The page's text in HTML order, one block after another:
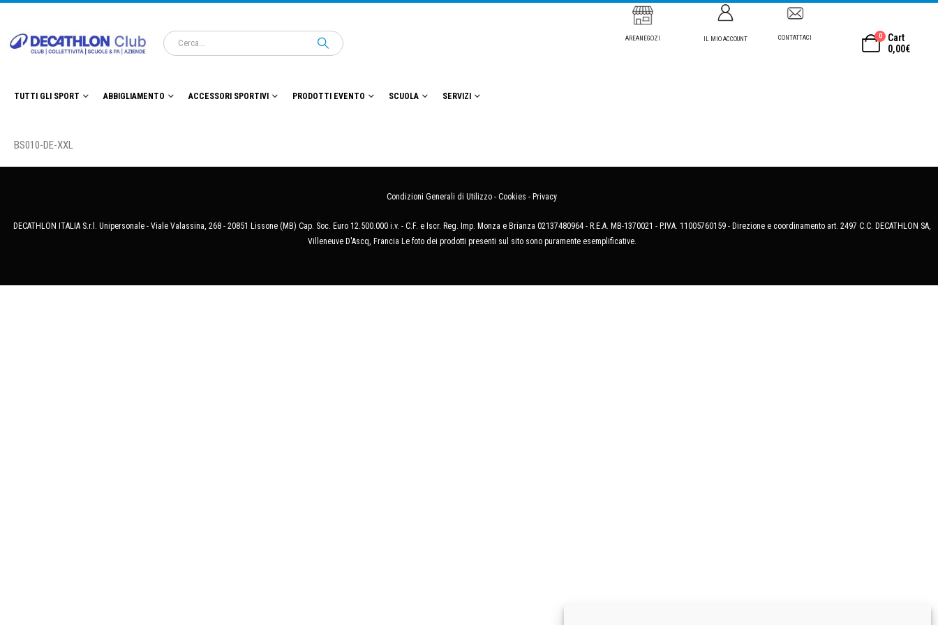
AREANEGOZI IL MIO ACCOUNT CONTATTACI 0
Cart
0,00€
TUTTI GLI SPORT ABBIGLIAMENTO ACCESSORI SPORTIVI PRODOTTI EVENTO SCUOLA SERVIZI
BS010-DE-XXL
Condizioni Generali di Utilizzo - Cookies - Privacy
DECATHLON ITALIA S.r.l. Unipersonale - Viale Valassina, 268 - 20851 Lissone (MB) Cap. Soc. Euro 12.500.000 i.v. - C.F. e Iscr. Reg. Imp. Monza e Brianza 02137480964 - R.E.A. MB-1370021 - P.IVA. 11005760159 - Direzione e coordinamento art. 2497 C.C. DECATHLON SA,
Villeneuve D'Ascq, Francia Le foto dei prodotti presenti sul sito sono puramente esemplificative.